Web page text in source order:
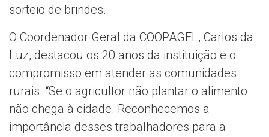
sorteio de brindes.
O Coordenador Geral da COOPAGEL, Carlos da
Luz, destacou os 20 anos da instituição e o
compromisso em atender as comunidades
rurais. “Se o agricultor não plantar o alimento
não chega à cidade. Reconhecemos a
importância desses trabalhadores para a